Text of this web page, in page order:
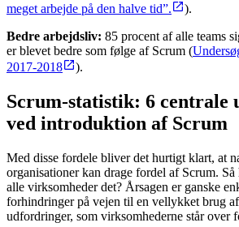
meget arbejde på den halve tid”.
).
Bedre arbejdsliv: 85 procent af alle teams
er blevet bedre som følge af Scrum (
2017-2018
).
Scrum-statistik: 6 centrale
ved introduktion af Scrum
Med disse fordele bliver det hurtigt klart, at
organisationer kan drage fordel af Scrum.
alle virksomheder det? Årsagen er ganske
forhindringer på vejen til en vellykket brug
udfordringer, som virksomhederne står over